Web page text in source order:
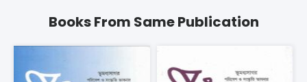
Books From Same Publication